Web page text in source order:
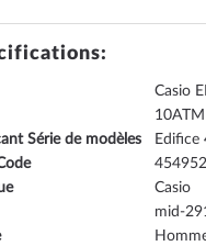
Casio
10ATM
Série de modèles
Edifice
Casio
mid-